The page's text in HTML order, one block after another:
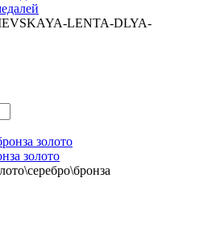
LENTA-DLYA-
золото